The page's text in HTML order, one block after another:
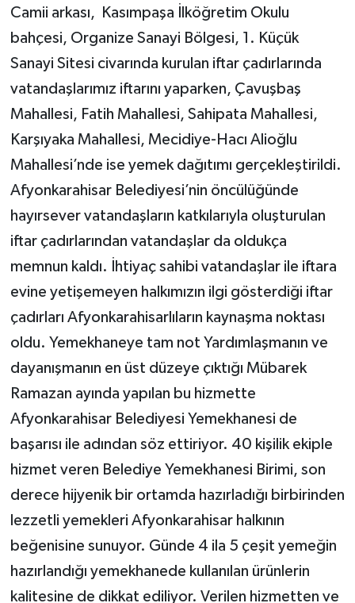
Camii arkası, Kasımpaşa İlköğretim Okulu
bahçesi, Organize Sanayi Bölgesi, 1. Küçük
Sanayi Sitesi civarında kurulan iftar çadırlarında
vatandaşlarımız iftarını yaparken, Çavuşbaş
Mahallesi, Fatih Mahallesi, Sahipata Mahallesi,
Karşıyaka Mahallesi, Mecidiye-Hacı Alioğlu
Mahallesi’nde ise yemek dağıtımı gerçekleştirildi.
Afyonkarahisar Belediyesi’nin öncülüğünde
hayırsever vatandaşların katkılarıyla oluşturulan
iftar çadırlarından vatandaşlar da oldukça
memnun kaldı. İhtiyaç sahibi vatandaşlar ile iftara
evine yetişemeyen halkımızın ilgi gösterdiği iftar
çadırları Afyonkarahisarlıların kaynaşma noktası
oldu. Yemekhaneye tam not Yardımlaşmanın ve
dayanışmanın en üst düzeye çıktığı Mübarek
Ramazan ayında yapılan bu hizmette
Afyonkarahisar Belediyesi Yemekhanesi de
başarısı ile adından söz ettiriyor. 40 kişilik ekiple
hizmet veren Belediye Yemekhanesi Birimi, son
derece hijyenik bir ortamda hazırladığı birbirinden
lezzetli yemekleri Afyonkarahisar halkının
beğenisine sunuyor. Günde 4 ila 5 çeşit yemeğin
hazırlandığı yemekhanede kullanılan ürünlerin
kalitesine de dikkat ediliyor. Verilen hizmetten ve